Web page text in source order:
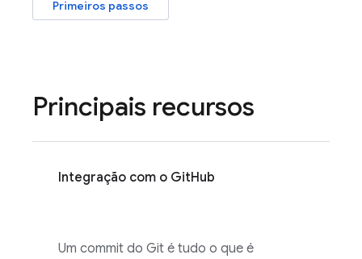
Primeiros passos
Principais recursos
Integração com o GitHub
Um commit do Git é tudo o que é